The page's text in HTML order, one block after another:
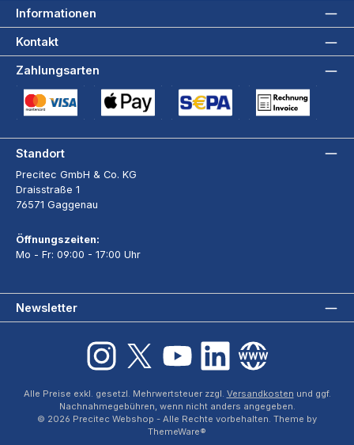
Informationen
Kontakt
Zahlungsarten
Standort
Precitec GmbH & Co. KG
Draisstraße 1
76571 Gaggenau
Öffnungszeiten:
Mo - Fr: 09:00 - 17:00 Uhr
Newsletter
Instagram X / TwitterYouTube LinkedIn Website
Alle Preise exkl. gesetzl. Mehrwertsteuer zzgl. Versandkosten und ggf.
Nachnahmegebühren, wenn nicht anders angegeben.
© 2026 Precitec Webshop - Alle Rechte vorbehalten. Theme by
ThemeWare®